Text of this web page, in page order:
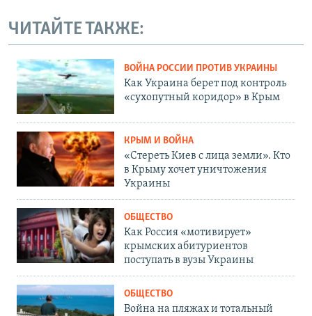
ЧИТАЙТЕ ТАКЖЕ:
ВОЙНА РОССИИ ПРОТИВ УКРАИНЫ
Как Украина берет под контроль
«сухопутный коридор» в Крым
КРЫМ И ВОЙНА
«Стереть Киев с лица земли». Кто
в Крыму хочет уничтожения
Украины
ОБЩЕСТВО
Как Россия «мотивирует»
крымских абитуриентов
поступать в вузы Украины
ОБЩЕСТВО
Война на пляжах и тотальный